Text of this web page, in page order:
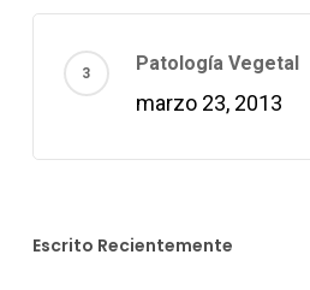
Patología Vegetal
marzo 23, 2013
Escrito Recientemente